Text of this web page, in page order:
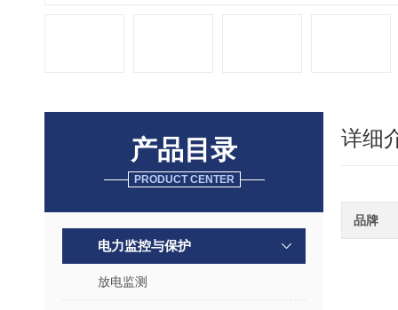
产品目录
PRODUCT CENTER
电力监控与保护
放电监测
详细
品牌